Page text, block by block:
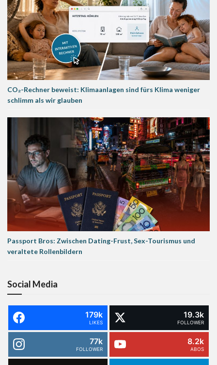
CO₂-Rechner beweist: Klimaanlagen sind fürs Klima weniger
schlimm als wir glauben
Passport Bros: Zwischen Dating-Frust, Sex-Tourismus und
veraltete Rollenbildern
Social Media
179k
LIKES
19.3k
FOLLOWER
77k
FOLLOWER
8.2k
ABOS